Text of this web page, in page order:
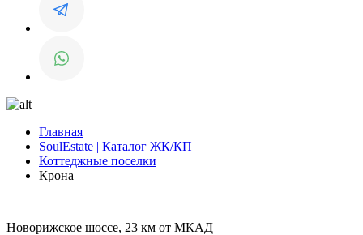
Главная
SoulEstate | Каталог ЖК/КП
Коттеджные поселки
Крона
Новорижское шоссе, 23 км от МКАД